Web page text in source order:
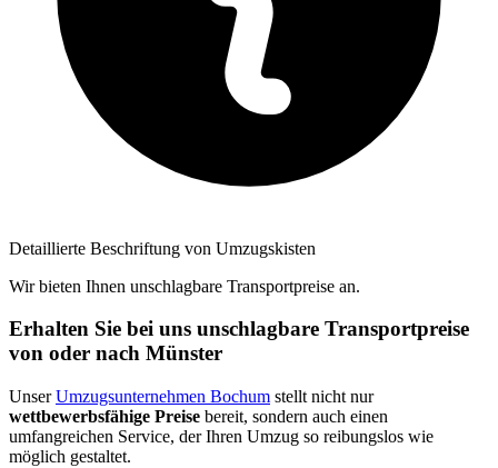
Detaillierte Beschriftung von Umzugskisten
Wir bieten Ihnen unschlagbare Transportpreise an.
Erhalten Sie bei uns unschlagbare Transportpreise
von oder nach Münster
UnserUmzugsunternehmen Bochum stellt nicht nur
wettbewerbsfähige Preise bereit, sondern auch einen
umfangreichen Service, der Ihren Umzug so reibungslos wie
möglich gestaltet.